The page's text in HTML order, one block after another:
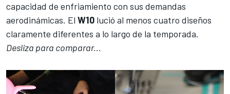
capacidad de enfriamiento con sus demandas
aerodinámicas. El W10 lució al menos cuatro diseños
claramente diferentes a lo largo de la temporada.
Desliza para comparar...